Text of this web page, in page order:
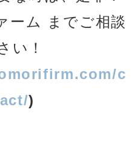
ーム までご相談
い！
c
)